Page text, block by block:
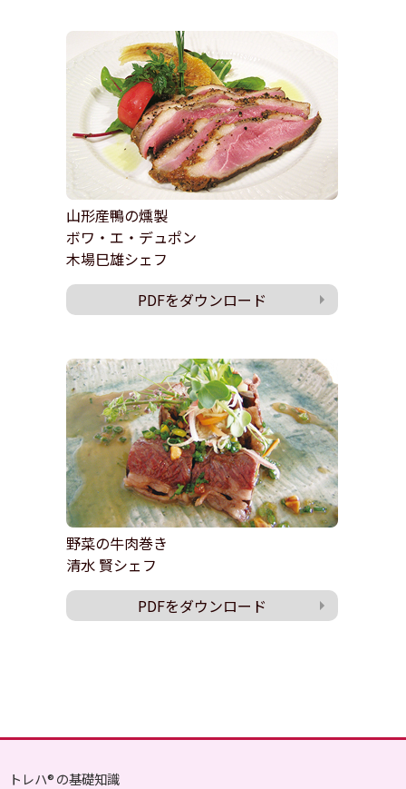
山形産鴨の燻製
ボワ・エ・デュポン
木場巳雄シェフ
PDFをダウンロード
野菜の牛肉巻き
清水 賢シェフ
PDFをダウンロード
トレハ® の基礎知識